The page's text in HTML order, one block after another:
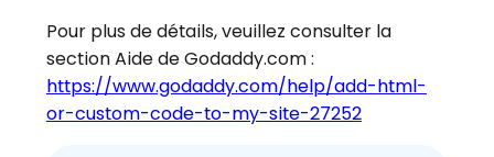
Pour plus de détails, veuillez consulter la
section Aide de Godaddy.com :
https://www.godaddy.com/help/add-html-
or-custom-code-to-my-site-27252